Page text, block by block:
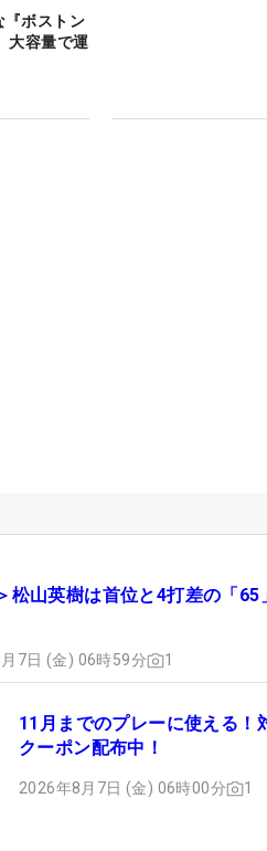
『ボストン
大容量で運
松山英樹は首位と4打差の「
7日 (金) 06時59分 1
11月までのプレーに使える！
クーポン配布中！
2026年8月7日 (金) 06時00分 1